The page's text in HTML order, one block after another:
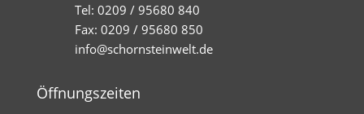
Tel: 0209 / 95680 840
Fax: 0209 / 95680 850
info@schornsteinwelt.de
Öffnungszeiten